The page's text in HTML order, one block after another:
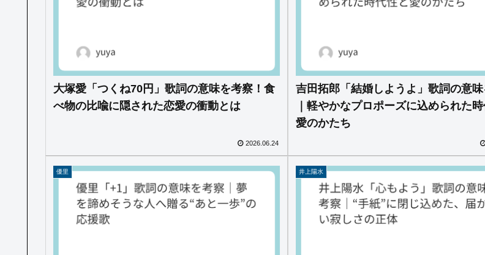
大塚愛「つくね70円」歌詞の意味を考察！食
べ物の比喩に隠された恋愛の衝動とは
2026.06.24
吉田拓郎「結婚しようよ」歌詞の意
｜軽やかなプロポーズに込められた
愛のかたち
優里 井上陽水